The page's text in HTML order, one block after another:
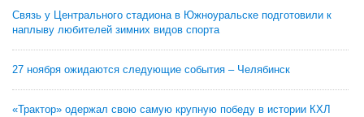
Связь у Центрального стадиона в Южноуральске подготовили к
наплыву любителей зимних видов спорта
27 ноября ожидаются следующие события – Челябинск
«Трактор» одержал свою самую крупную победу в истории КХЛ